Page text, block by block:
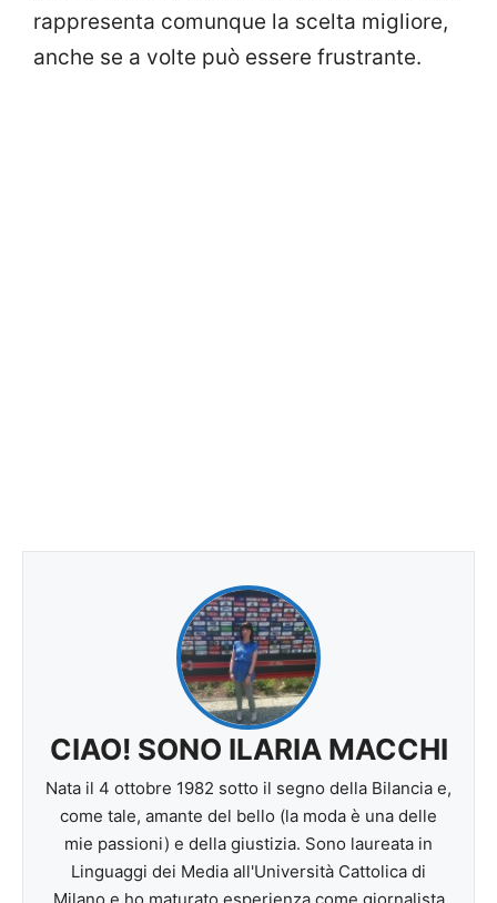
rappresenta comunque la scelta migliore,
anche se a volte può essere frustrante.
CIAO! SONO ILARIA MACCHI
Nata il 4 ottobre 1982 sotto il segno della Bilancia e,
come tale, amante del bello (la moda è una delle
mie passioni) e della giustizia. Sono laureata in
Linguaggi dei Media all'Università Cattolica di